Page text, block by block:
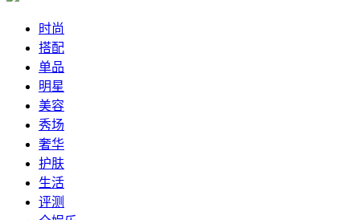
时尚
搭配
单品
明星
美容
秀场
奢华
护肤
生活
评测